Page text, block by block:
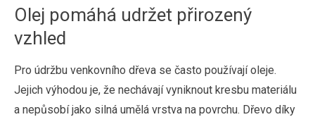
Olej pomáhá udržet přirozený
vzhled
Pro údržbu venkovního dřeva se často používají oleje.
Jejich výhodou je, že nechávají vyniknout kresbu materiálu
a nepůsobí jako silná umělá vrstva na povrchu. Dřevo díky